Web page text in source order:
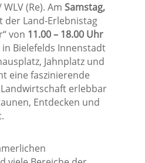
(Re). Am Samstag,
der Land-Erlebnistag
von 11.00 – 18.00 Uhr
Bielefelds Innenstadt
Jahnplatz und
eine faszinierende
erlebbar
Entdecken und